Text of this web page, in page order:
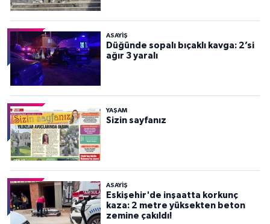
ASAYİŞ
Düğünde sopalı bıçaklı kavga: 2’si
ağır 3 yaralı
YAŞAM
Sizin sayfanız
ASAYİŞ
Eskişehir'de inşaatta korkunç
kaza: 2 metre yüksekten beton
zemine çakıldı!